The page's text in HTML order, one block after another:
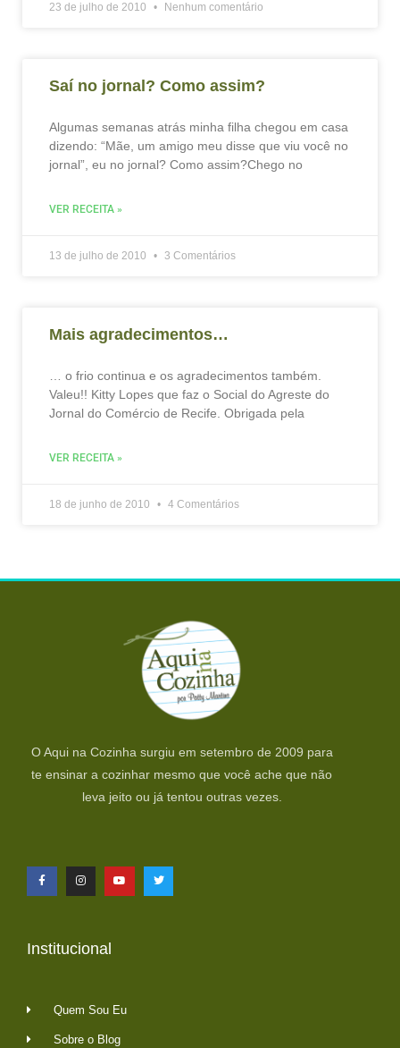
23 de julho de 2010 Nenhum comentário
Saí no jornal? Como assim?
Algumas semanas atrás minha filha chegou em casa
dizendo: “Mãe, um amigo meu disse que viu você no
jornal”, eu no jornal? Como assim?Chego no
VER RECEITA »
13 de julho de 2010 3 Comentários
Mais agradecimentos…
… o frio continua e os agradecimentos também.
Valeu!! Kitty Lopes que faz o Social do Agreste do
Jornal do Comércio de Recife. Obrigada pela
VER RECEITA »
18 de junho de 2010 4 Comentários
O Aqui na Cozinha surgiu em setembro de 2009 para
te ensinar a cozinhar mesmo que você ache que não
leva jeito ou já tentou outras vezes.
Institucional
Quem Sou Eu
Sobre o Blog